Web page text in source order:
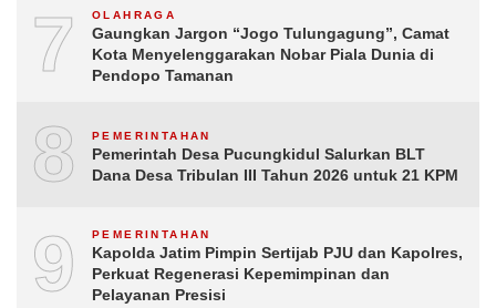
7 OLAHRAGA
Gaungkan Jargon “Jogo Tulungagung”, Camat
Kota Menyelenggarakan Nobar Piala Dunia di
Pendopo Tamanan
8 PEMERINTAHAN
Pemerintah Desa Pucungkidul Salurkan BLT
Dana Desa Tribulan III Tahun 2026 untuk 21 KPM
9 PEMERINTAHAN
Kapolda Jatim Pimpin Sertijab PJU dan Kapolres,
Perkuat Regenerasi Kepemimpinan dan
Pelayanan Presisi